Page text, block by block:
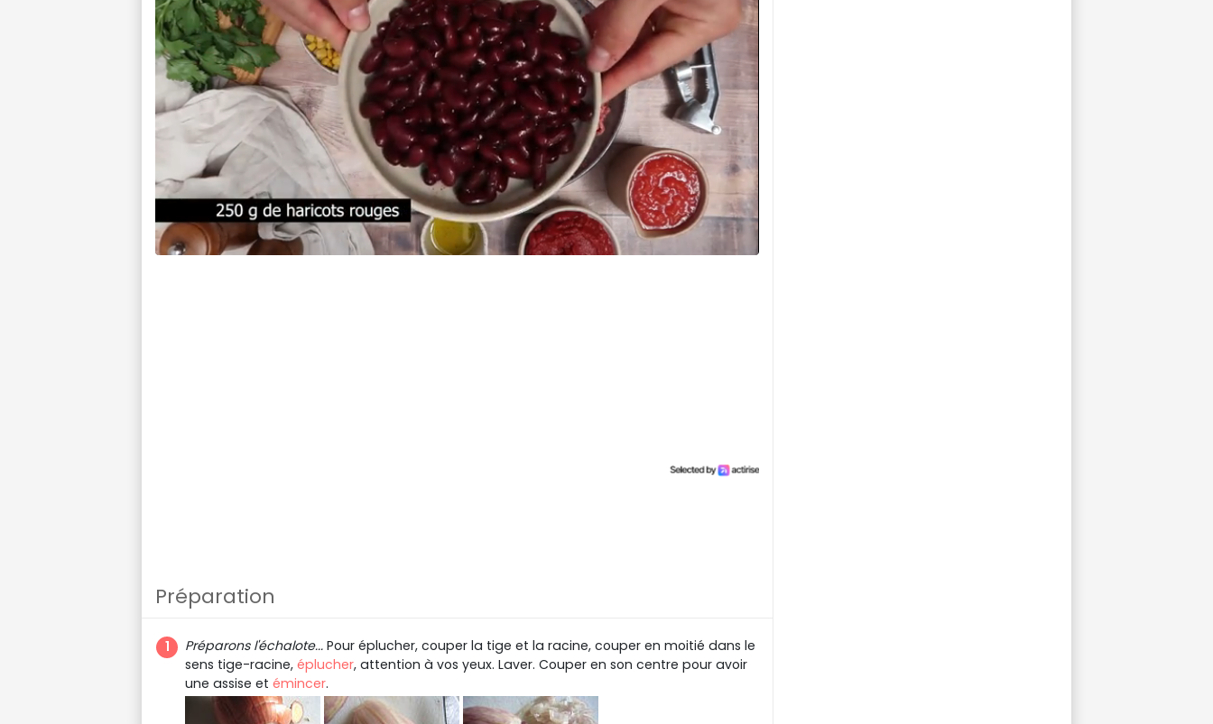
Préparation
Préparons l'échalote... Pour éplucher, couper la tige et la racine, couper en moitié dans le
sens tige-racine, éplucher, attention à vos yeux. Laver. Couper en son centre pour avoir
une assise et émincer.